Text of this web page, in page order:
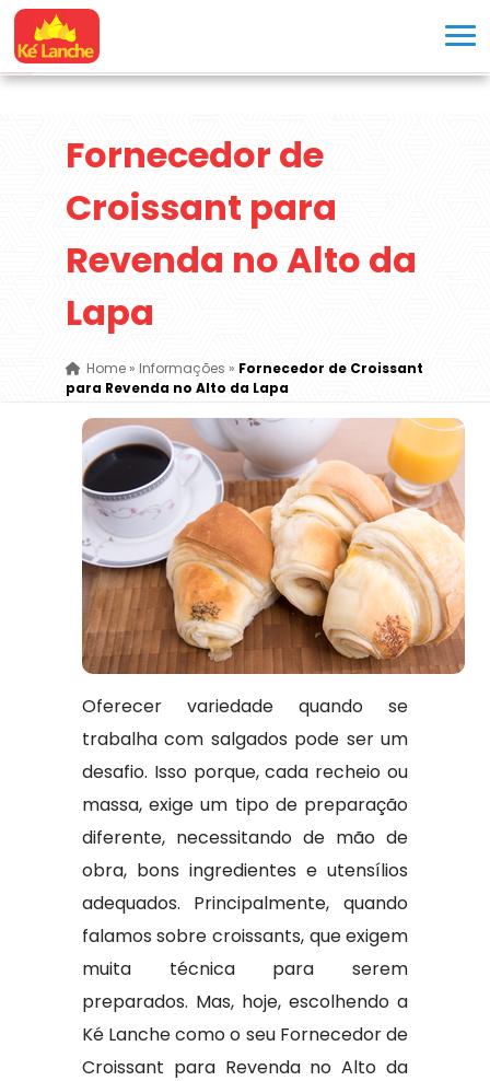
Fornecedor de
Croissant para
Revenda no Alto da
Lapa
Home» Informações » Fornecedor de Croissant
para Revenda no Alto da Lapa
Oferecer variedade quando se
trabalha com salgados pode ser um
desafio. Isso porque, cada recheio ou
massa, exige um tipo de preparação
diferente, necessitando de mão de
obra, bons ingredientes e utensílios
adequados. Principalmente, quando
falamos sobre croissants, que exigem
muita técnica para serem
preparados. Mas, hoje, escolhendo a
Ké Lanche como o seu Fornecedor de
Croissant para Revenda no Alto da